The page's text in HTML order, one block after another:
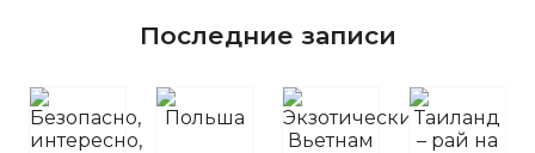
Последние записи